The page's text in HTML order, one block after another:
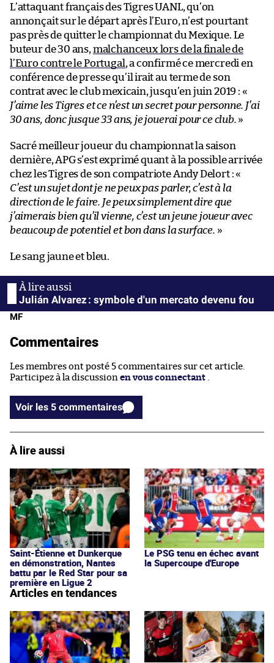
L’attaquant français des Tigres UANL, qu’on
annonçait sur le départ après l’Euro, n’est pourtant
pas près de quitter le championnat du Mexique. Le
buteur de 30 ans, malchanceux lors de la finale de
l’Euro contre le Portugal, a confirmé ce mercredi en
conférence de presse qu’il irait au terme de son
contrat avec le club mexicain, jusqu’en juin 2019 : «
J’aime les Tigres et ce n’est un secret pour personne. J’ai
30 ans, donc jusque 33 ans, je jouerai pour ce club. »
Sacré meilleur joueur du championnat la saison
dernière, APG s’est exprimé quant à la possible arrivée
chez les Tigres de son compatriote Andy Delort : «
C’est un sujet dont je ne peux pas parler, c’est à la
direction de le faire. Je peux simplement dire que
j’aimerais bien qu’il vienne, c’est un jeune joueur avec
beaucoup de potentiel et bon dans la surface. »
Le sang jaune et bleu.
Julián Alvarez : symbole d'un mercato devenu fou
MF
Commentaires
Les membres ont posté 5 commentaires sur cet article.
Participez à la discussion en vous connectant
Voir les 5 commentaires
À lire aussi
Saint-Étienne et Dunkerque
en démonstration, Nantes
battu par le Red Star pour sa
première en Ligue 2
Le PSG tenu en échec avant
la Supercoupe d'Europe
Articles en tendances